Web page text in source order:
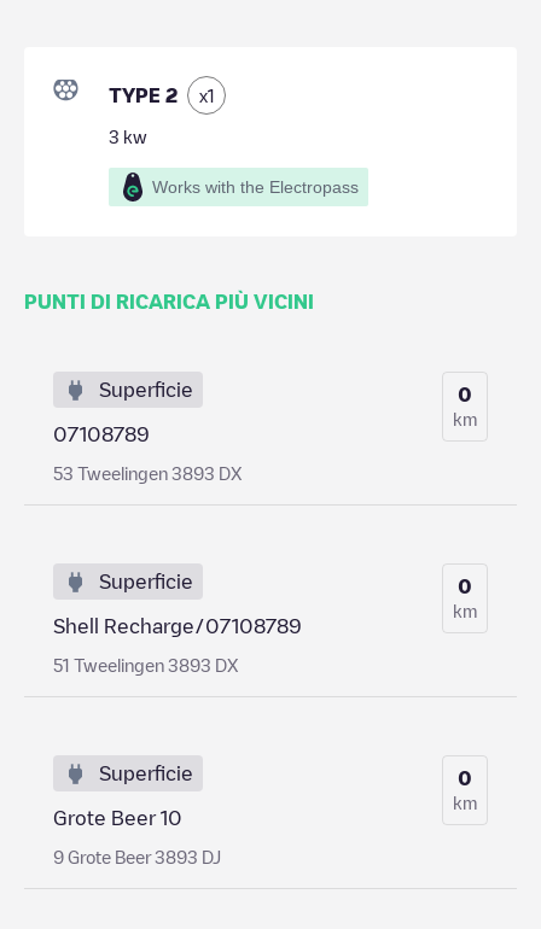
TYPE 2 x1
3 kw
Works with the Electropass
PUNTI DI RICARICA PIÙ VICINI
Superficie
07108789
53 Tweelingen 3893 DX
0
km
Superficie
Shell Recharge/07108789
51 Tweelingen 3893 DX
0
km
Superficie
Grote Beer 10
9 Grote Beer 3893 DJ
0
km